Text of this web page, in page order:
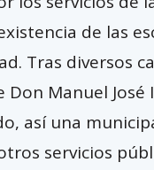
de las
Tras diversos
Manuel José
así una
servicios